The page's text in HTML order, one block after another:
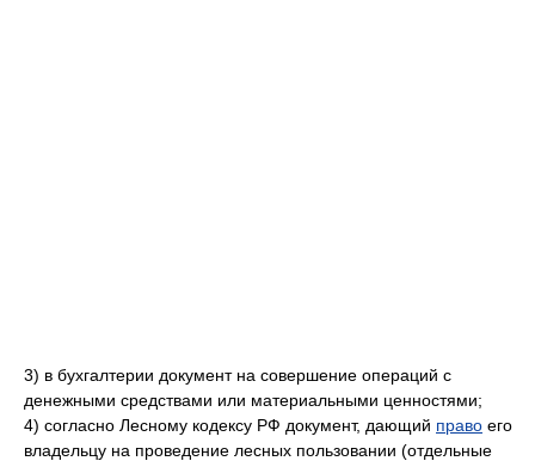
3) в бухгалтерии документ на совершение операций с
денежными средствами или материальными ценностями;
4) согласно Лесному кодексу РФ документ, дающий право его
владельцу на проведение лесных пользовании (отдельные